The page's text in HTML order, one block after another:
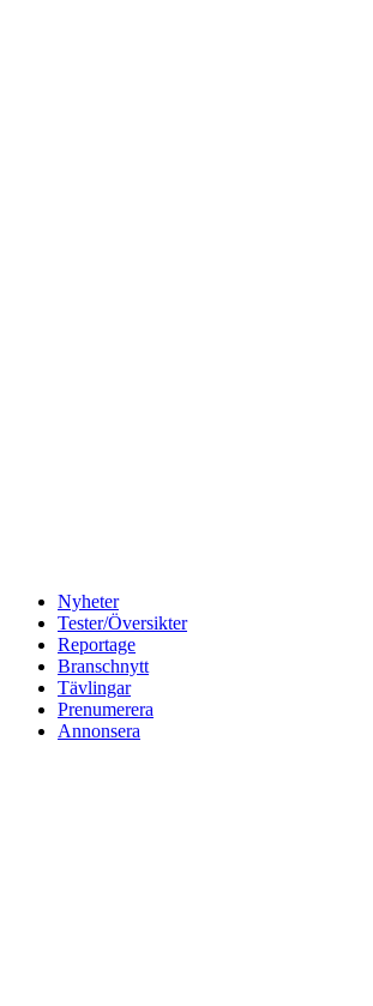
Nyheter
Tester/Översikter
Reportage
Branschnytt
Tävlingar
Prenumerera
Annonsera